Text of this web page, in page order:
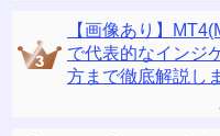
【画像あり】
で代表的なインジ
方まで徹底解説し